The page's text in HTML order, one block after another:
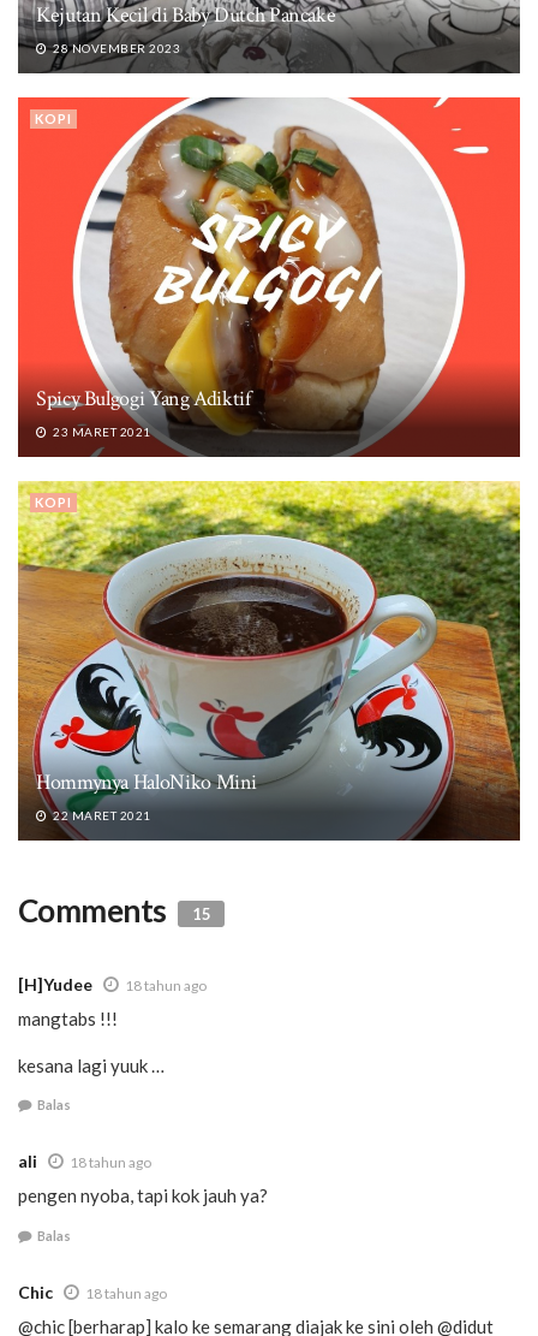
Kejutan Kecil di Baby Dutch Pancake
28 NOVEMBER 2023
KOPI
Spicy Bulgogi Yang Adiktif
23 MARET 2021
KOPI
Hommynya HaloNiko Mini
22 MARET 2021
Comments 15
[H]Yudee 18 tahun ago
mangtabs !!!
kesana lagi yuuk …
Balas
ali 18 tahun ago
pengen nyoba, tapi kok jauh ya?
Balas
Chic 18 tahun ago
@chic [berharap] kalo ke semarang diajak ke sini oleh @didut